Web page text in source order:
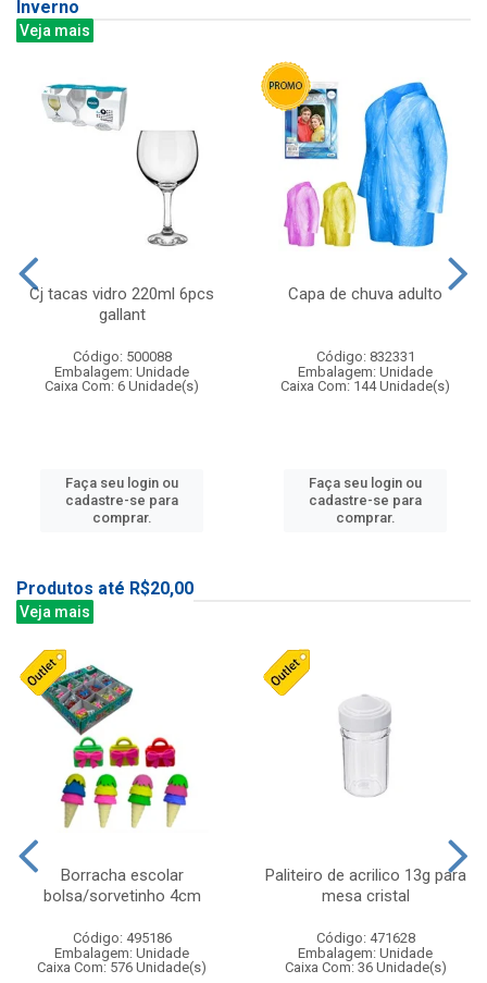
Inverno
Veja mais
Cj tacas vidro 220ml 6pcs
gallant
Código: 500088
Embalagem: Unidade
Caixa Com: 6 Unidade(s)
Faça seu login ou
cadastre-se para
comprar.
Capa de chuva adulto
Código: 832331
Embalagem: Unidade
Caixa Com: 144 Unidade(s)
Faça seu login ou
cadastre-se para
comprar.
Produtos até R$20,00
Veja mais
Borracha escolar
bolsa/sorvetinho 4cm
Código: 495186
Embalagem: Unidade
Caixa Com: 576 Unidade(s)
Paliteiro de acrilico 13g para
mesa cristal
Código: 471628
Embalagem: Unidade
Caixa Com: 36 Unidade(s)